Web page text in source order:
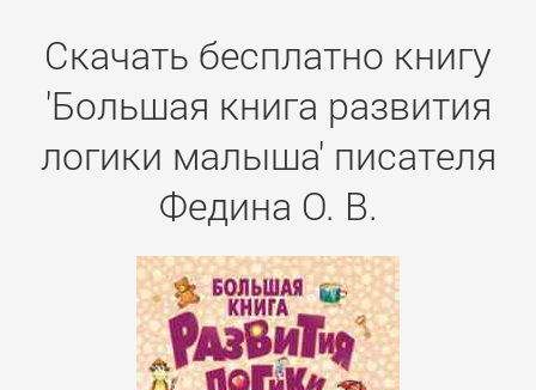
Скачать бесплатно книгу
'Большая книга развития
логики малыша' писателя
Федина О. В.